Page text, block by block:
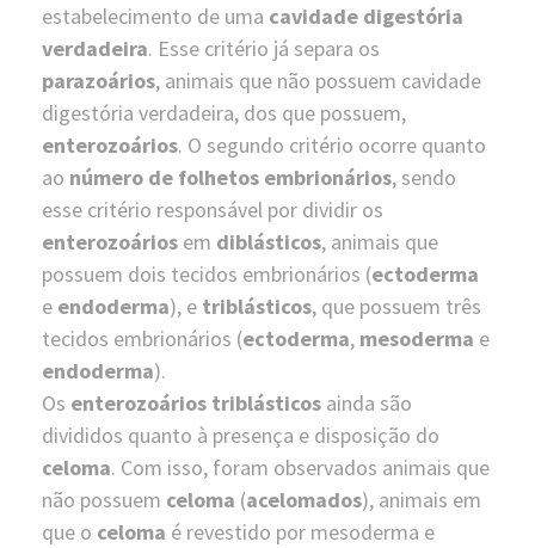
estabelecimento de uma cavidade digestória
verdadeira. Esse critério já separa os
parazoários, animais que não possuem cavidade
digestória verdadeira, dos que possuem,
enterozoários. O segundo critério ocorre quanto
ao número de folhetos embrionários, sendo
esse critério responsável por dividir os
enterozoários em diblásticos, animais que
possuem dois tecidos embrionários (ectoderma
e endoderma), e triblásticos, que possuem três
tecidos embrionários (ectoderma, mesoderma e
endoderma).
Os enterozoários triblásticos ainda são
divididos quanto à presença e disposição do
celoma. Com isso, foram observados animais que
não possuem celoma (acelomados), animais em
que o celoma é revestido por mesoderma e